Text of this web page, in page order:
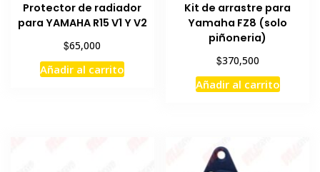
Protector de radiador
para YAMAHA R15 V1 Y V2
$65,000
Añadir al carrito
Kit de arrastre para
Yamaha FZ8 (solo
piñoneria)
$370,500
Añadir al carrito